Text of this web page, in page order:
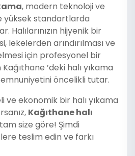
, modern teknoloji ve
yüksek standartlarda
Halılarınızın hijyenik bir
lekelerden arındırılması ve
için profesyonel bir
’deki halı yıkama
öncelikli tutar.
ve ekonomik bir halı yıkama
Kağıthane halı
size göre! Şimdi
teslim edin ve farkı